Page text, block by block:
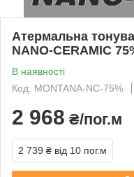
Атермальна
NANO-CERAMIC
В наявності
Код: MONTANA-NC-75%
2 968 ₴/пог.м
2 739 ₴ від 10 пог.м